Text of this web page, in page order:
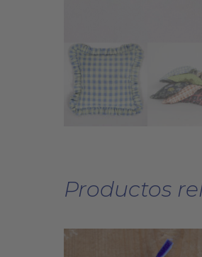
Productos